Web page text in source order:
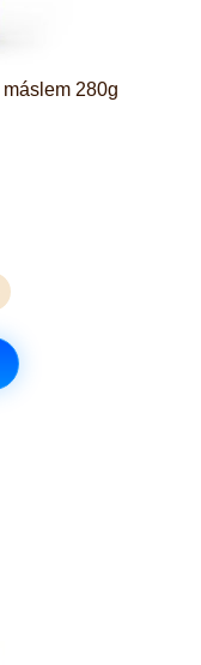
280g
je 5 z 5